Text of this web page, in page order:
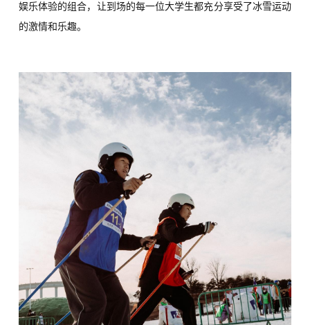
娱乐体验的组合，让到场的每一位大学生都充分享受了冰雪运动
的激情和乐趣。